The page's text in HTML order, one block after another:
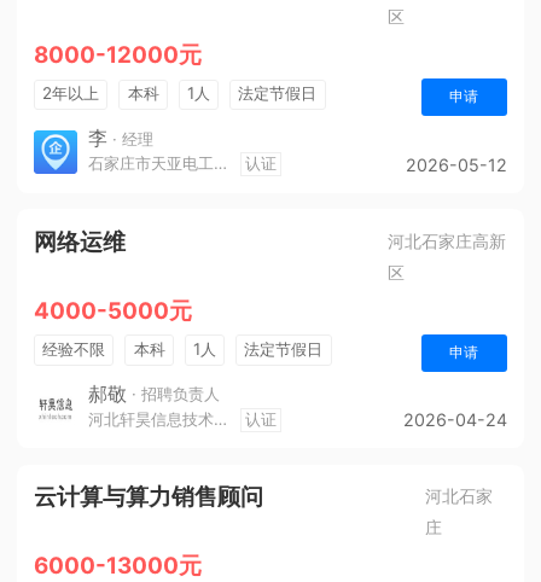
区
8000-12000元
2年以上 本科 1人 法定节假日 申请
李 · 经理
石家庄市天亚电工电气有限责任公司
认证 2026-05-12
网络运维
河北石家庄高新
区
4000-5000元
经验不限 本科 1人
法定节假日
休假制度
五险一金
申请
郝敬 · 招聘负责人
河北轩昊信息技术有限公司
认证 2026-04-24
云计算与算力销售顾问
河北石家
庄
6000-13000元